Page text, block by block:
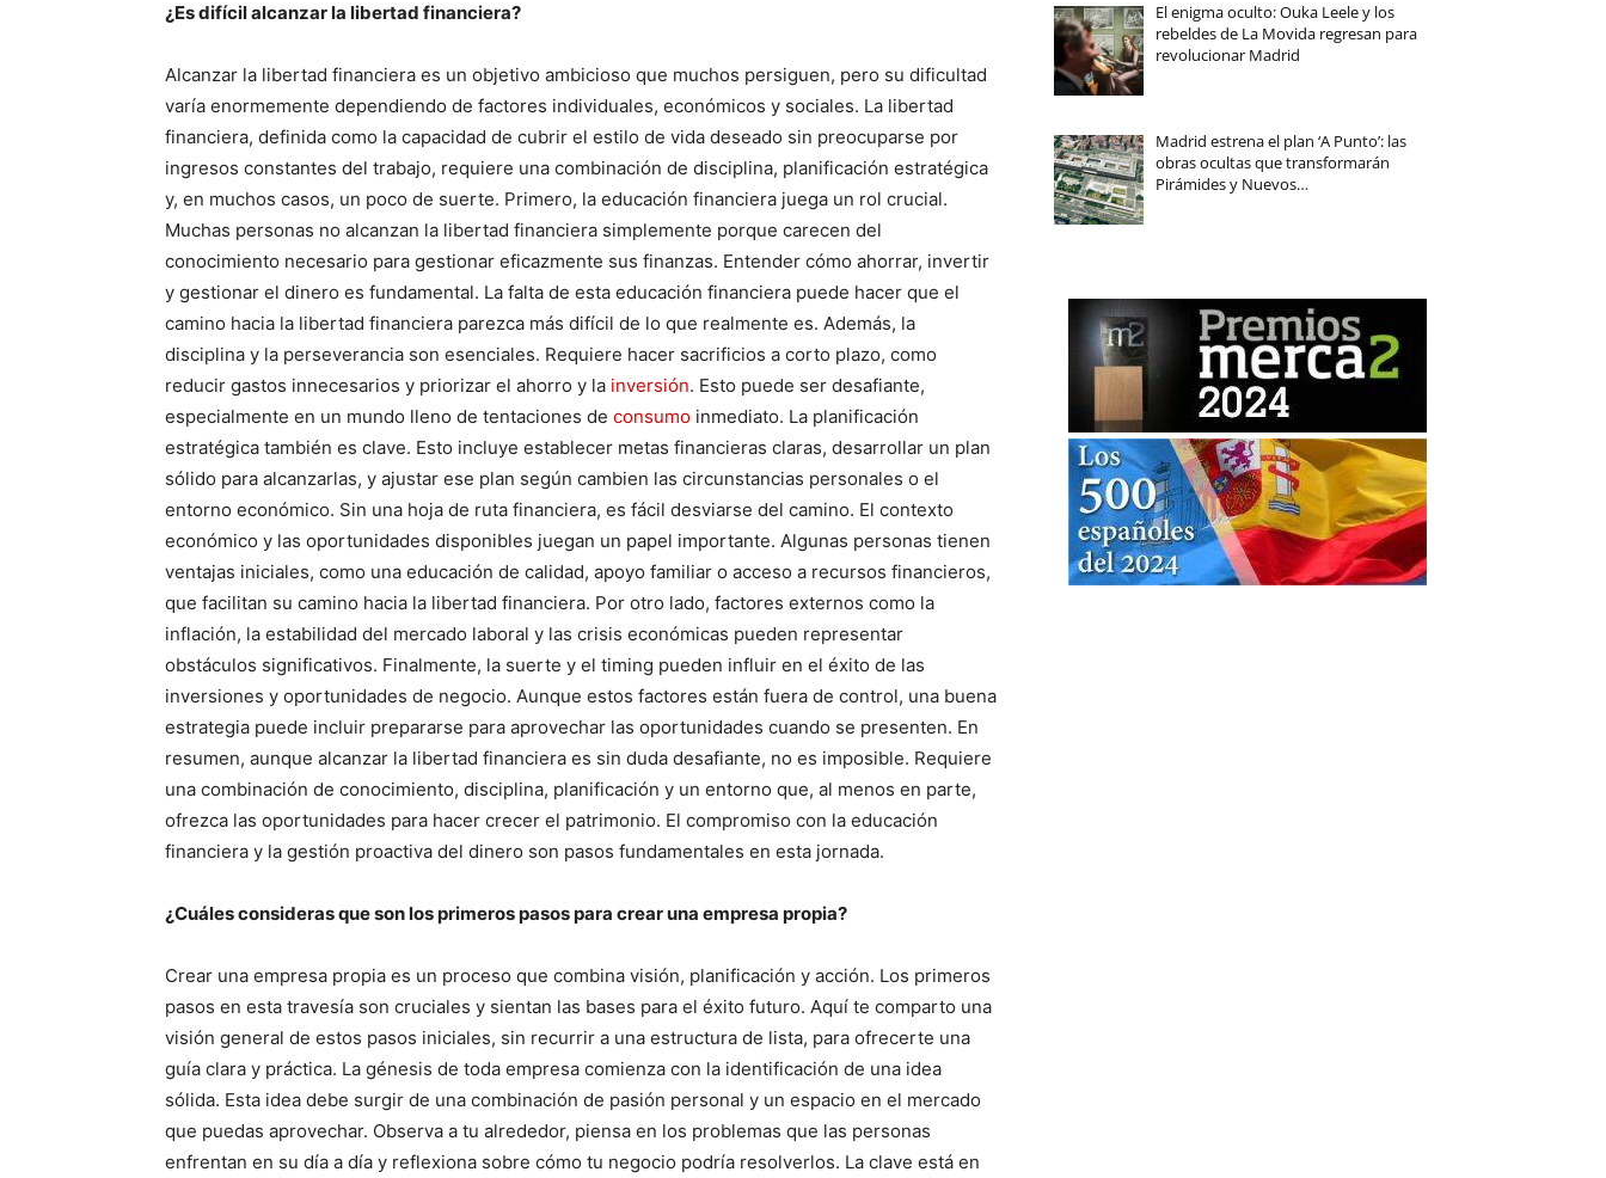
¿Es difícil alcanzar la libertad financiera?
Alcanzar la libertad financiera es un objetivo ambicioso que muchos persiguen, pero su dificultad
varía enormemente dependiendo de factores individuales, económicos y sociales. La libertad
financiera, definida como la capacidad de cubrir el estilo de vida deseado sin preocuparse por
ingresos constantes del trabajo, requiere una combinación de disciplina, planificación estratégica
y, en muchos casos, un poco de suerte. Primero, la educación financiera juega un rol crucial.
Muchas personas no alcanzan la libertad financiera simplemente porque carecen del
conocimiento necesario para gestionar eficazmente sus finanzas. Entender cómo ahorrar, invertir
y gestionar el dinero es fundamental. La falta de esta educación financiera puede hacer que el
camino hacia la libertad financiera parezca más difícil de lo que realmente es. Además, la
disciplina y la perseverancia son esenciales. Requiere hacer sacrificios a corto plazo, como
reducir gastos innecesarios y priorizar el ahorro y la inversión. Esto puede ser desafiante,
especialmente en un mundo lleno de tentaciones de consumo inmediato. La planificación
estratégica también es clave. Esto incluye establecer metas financieras claras, desarrollar un plan
sólido para alcanzarlas, y ajustar ese plan según cambien las circunstancias personales o el
entorno económico. Sin una hoja de ruta financiera, es fácil desviarse del camino. El contexto
económico y las oportunidades disponibles juegan un papel importante. Algunas personas tienen
ventajas iniciales, como una educación de calidad, apoyo familiar o acceso a recursos financieros,
que facilitan su camino hacia la libertad financiera. Por otro lado, factores externos como la
inflación, la estabilidad del mercado laboral y las crisis económicas pueden representar
obstáculos significativos. Finalmente, la suerte y el timing pueden influir en el éxito de las
inversiones y oportunidades de negocio. Aunque estos factores están fuera de control, una buena
estrategia puede incluir prepararse para aprovechar las oportunidades cuando se presenten. En
resumen, aunque alcanzar la libertad financiera es sin duda desafiante, no es imposible. Requiere
una combinación de conocimiento, disciplina, planificación y un entorno que, al menos en parte,
ofrezca las oportunidades para hacer crecer el patrimonio. El compromiso con la educación
financiera y la gestión proactiva del dinero son pasos fundamentales en esta jornada.
¿Cuáles consideras que son los primeros pasos para crear una empresa propia?
Crear una empresa propia es un proceso que combina visión, planificación y acción. Los primeros
pasos en esta travesía son cruciales y sientan las bases para el éxito futuro. Aquí te comparto una
visión general de estos pasos iniciales, sin recurrir a una estructura de lista, para ofrecerte una
guía clara y práctica. La génesis de toda empresa comienza con la identificación de una idea
sólida. Esta idea debe surgir de una combinación de pasión personal y un espacio en el mercado
que puedas aprovechar. Observa a tu alrededor, piensa en los problemas que las personas
enfrentan en su día a día y reflexiona sobre cómo tu negocio podría resolverlos. La clave está en
El enigma oculto: Ouka Leele y los
rebeldes de La Movida regresan para
revolucionar Madrid
Madrid estrena el plan ‘A Punto’: las
obras ocultas que transformarán
Pirámides y Nuevos…